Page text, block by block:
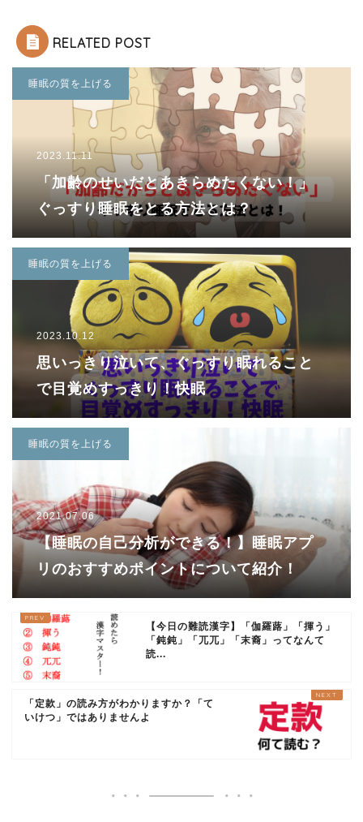
RELATED POST
睡眠の質を上げる
2023.11.11
「加齢のせいだとあきらめたくない！」
ぐっすり睡眠をとる方法とは？
睡眠の質を上げる
2023.10.12
思いっきり泣いて、ぐっすり眠れること
で目覚めすっきり！快眠
睡眠の質を上げる
2021.07.06
【睡眠の自己分析ができる！】睡眠アプ
リのおすすめポイントについて紹介！
【今日の難読漢字】「伽羅蕗」「揮う」
「鈍鈍」「兀兀」「末裔」ってなんて
読...
「定款」の読み方がわかりますか？「て
いけつ」ではありませんよ